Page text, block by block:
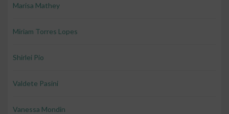
Marisa Mathey
Miriam Torres Lopes
Shirlei Pio
Valdete Pasini
Vanessa Mondin